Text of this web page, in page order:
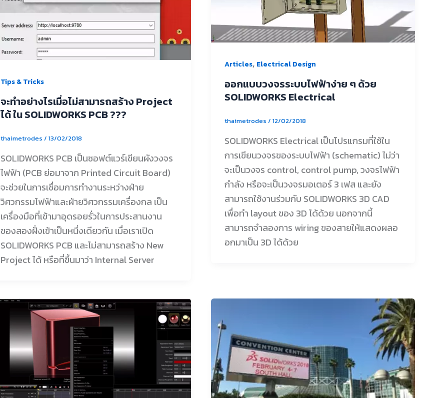
Tips & Tricks
จะทำอย่างไรเมื่อไม่สามารถสร้าง Project
ได้ ใน SOLIDWORKS PCB ???
thaimetrodes / 13/02/2018
SOLIDWORKS PCB เป็นซอฟต์แวร์เขียนผังวงจร
ไฟฟ้า (PCB ย่อมาจาก Printed Circuit Board)
จะช่วยในการเชื่อมการทำงานระหว่างฝ่าย
วิศวกรรมไฟฟ้าและฝ่ายวิศวกรรมเครื่องกล เป็น
เครื่องมือที่เข้ามาอุดรอยรั่วในการประสานงาน
ของสองฝั่งเข้าเป็นหนึ่งเดียวกัน เมื่อเราเปิด
SOLIDWORKS PCB และไม่สามารถสร้าง New
Project ได้ หรือที่ขึ้นมาว่า Internal Server
Articles, Electrical Design
ออกแบบวงจรระบบไฟฟ้าง่าย ๆ ด้วย
SOLIDWORKS Electrical
thaimetrodes / 12/02/2018
SOLIDWORKS Electrical เป็นโปรแกรมที่ใช้ใน
การเขียนวงจรของระบบไฟฟ้า (schematic) ไม่ว่า
จะเป็นวงจร control, control pump, วงจรไฟฟ้า
กำลัง หรือจะเป็นวงจรมอเตอร์ 3 เฟส และยัง
สามารถใช้งานร่วมกับ SOLIDWORKS 3D CAD
เพื่อทำ layout ของ 3D ได้ด้วย นอกจากนี้
สามารถจำลองการ wiring ของสายให้แสดงผลอ
อกมาเป็น 3D ได้ด้วย